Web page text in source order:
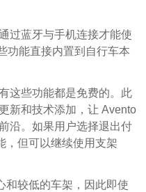
过蓝牙与手机连接才能使
功能直接内置到自行车本
这些功能都是免费的。此
新和技术添加，让 Avento
沿。如果用户选择退出付
，但可以继续使用支架
和较低的车架，因此即使